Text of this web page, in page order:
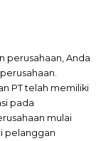
perusahaan, Anda
PT telah memiliki
pada
mulai
pelanggan